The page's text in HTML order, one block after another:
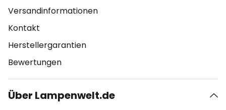
Versandinformationen
Kontakt
Herstellergarantien
Bewertungen
Über Lampenwelt.de